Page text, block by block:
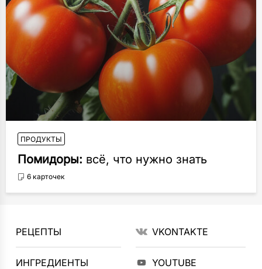
ПРОДУКТЫ
Помидоры: всё, что нужно знать
6 карточек
РЕЦЕПТЫ
ИНГРЕДИЕНТЫ
VKONTAKTE
YOUTUBE